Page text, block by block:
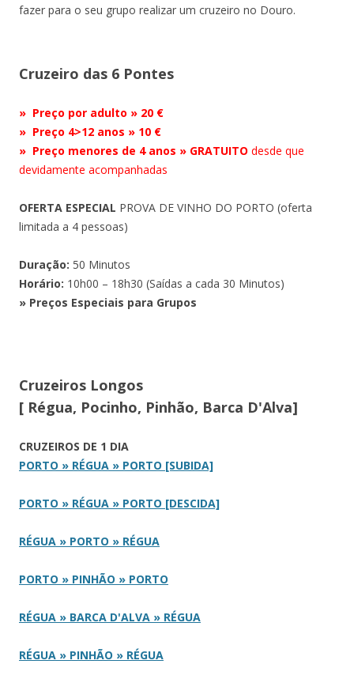
fazer para o seu grupo realizar um cruzeiro no Douro.
Cruzeiro das 6 Pontes
» Preço por adulto » 20 €
» Preço 4>12 anos » 10 €
» Preço menores de 4 anos » GRATUITO desde que
devidamente acompanhadas
OFERTA ESPECIAL PROVA DE VINHO DO PORTO (oferta
limitada a 4 pessoas)
Duração: 50 Minutos
Horário: 10h00 – 18h30 (Saídas a cada 30 Minutos)
» Preços Especiais para Grupos
Cruzeiros Longos
[ Régua, Pocinho, Pinhão, Barca D'Alva]
CRUZEIROS DE 1 DIA
PORTO » RÉGUA » PORTO [SUBIDA]
PORTO » RÉGUA » PORTO [DESCIDA]
RÉGUA » PORTO » RÉGUA
PORTO » PINHÃO » PORTO
RÉGUA » BARCA D'ALVA » RÉGUA
RÉGUA » PINHÃO » RÉGUA